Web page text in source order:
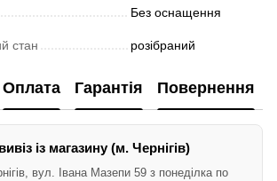
Без оснащення
стан розібраний
Оплата Гарантія Повернення
із магазину (м. Чернігів)
вул. Івана Мазепи 59 з понеділка по